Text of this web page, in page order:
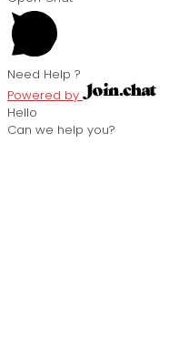
Need Help ?
Powered by
Hello
Can we help you?